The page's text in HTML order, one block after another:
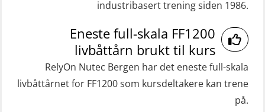
(RBSBLE009)
Gass kurs H2S (OSP105)
Grunnleggende sikkerhetskurs –
Repetisjon (Norsk) for
beredskapspersonell med E-læring
Oppdatering medisinsk behandling 8
t (MFA107)
ROC sertifikat grunnleggende
industribasert trening siden 1986.
Eneste full-skala FF1200
livbåttårn brukt til kurs
RelyOn Nutec Bergen har det eneste full-skala
livbåttårnet for FF1200 som kursdeltakere kan trene
på.